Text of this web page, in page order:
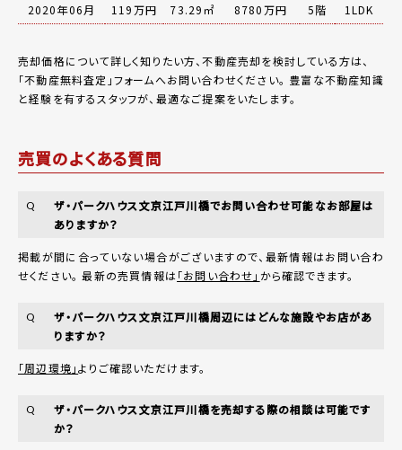
2020年06月
119万円 73.29㎡ 8780万円 5階 1LDK
売却価格について詳しく知りたい方、不動産売却を検討している方は、
「不動産無料査定 」フォームへお問い合わせください。 豊富な不動産知識
と経験を有するスタッフが、最適なご提案をいたします。
売買のよくある質問
Q
ザ・パークハウス文京江戸川橋でお問い合わせ可能なお部屋は
ありますか？
掲載が間に合っていない場合がございますので、最新情報はお問い合わ
せください。 最新の売買情報は「お問い合わせ」 から確認できます。
Q
ザ・パークハウス文京江戸川橋周辺にはどんな施設やお店があ
りますか？
「周辺環境」よりご確認いただけます。
Q
ザ・パークハウス文京江戸川橋を売却する際の相談は可能です
か？